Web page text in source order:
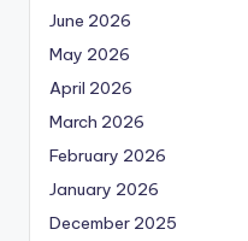
June 2026
May 2026
April 2026
March 2026
February 2026
January 2026
December 2025